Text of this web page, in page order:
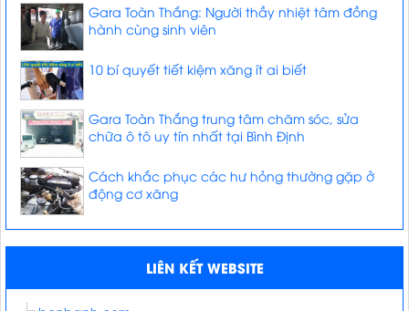
Gara Toàn Thắng: Người thầy nhiệt tâm đồng
hành cùng sinh viên
10 bí quyết tiết kiệm xăng ít ai biết
Gara Toàn Thắng trung tâm chăm sóc, sửa
chữa ô tô uy tín nhất tại Bình Định
Cách khắc phục các hư hỏng thường gặp ở
động cơ xăng
LIÊN KẾT WEBSITE